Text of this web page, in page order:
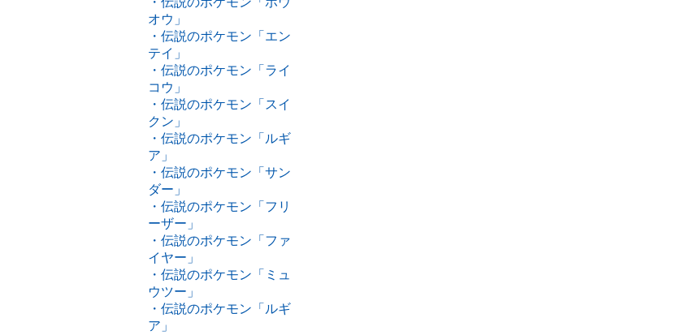
オウ」
・伝説のポケモン「エン
テイ」
・伝説のポケモン「ライ
コウ」
・伝説のポケモン「スイ
クン」
・伝説のポケモン「ルギ
ア」
・伝説のポケモン「サン
ダー」
・伝説のポケモン「フリ
ーザー」
・伝説のポケモン「ファ
イヤー」
・伝説のポケモン「ミュ
ウツー」
・伝説のポケモン「ルギ
ア」